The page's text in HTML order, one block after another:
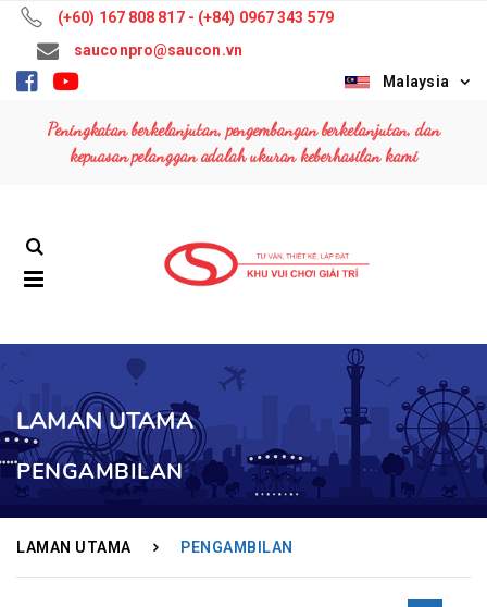
(+60) 167 808 817 - (+84) 0967 343 579
sauconpro@saucon.vn
Malaysia
Peningkatan berkelanjutan, pengembangan berkelanjutan, dan
kepuasan pelanggan adalah ukuran keberhasilan kami
LAMAN UTAMA
PENGAMBILAN
LAMAN UTAMA PENGAMBILAN